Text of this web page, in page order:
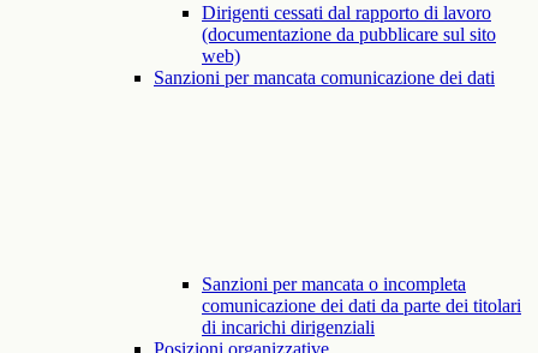
Dirigenti cessati dal rapporto di lavoro
(documentazione da pubblicare sul sito
web)
Sanzioni per mancata comunicazione dei dati
Sanzioni per mancata o incompleta
comunicazione dei dati da parte dei titolari
di incarichi dirigenziali